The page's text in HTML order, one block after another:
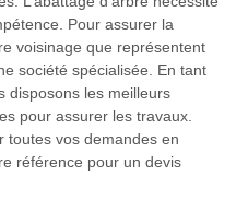
Pour assurer la
voisinage que représentent
société spécialisée. En tant
disposons les meilleurs
pour assurer les travaux.
toutes vos demandes en
référence pour un devis